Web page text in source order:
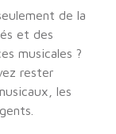
de la
et des
musicales ?
rester
les